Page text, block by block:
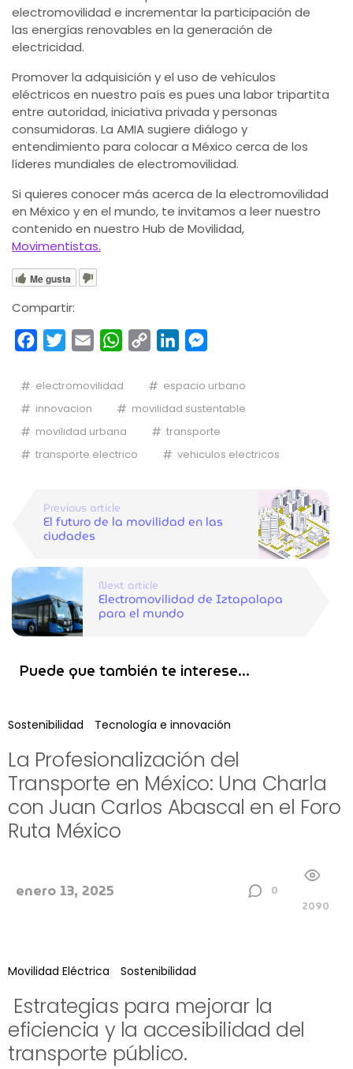
electromovilidad e incrementar la participación de
las energías renovables en la generación de
electricidad.
Promover la adquisición y el uso de vehículos
eléctricos en nuestro país es pues una labor tripartita
entre autoridad, iniciativa privada y personas
consumidoras. La AMIA sugiere diálogo y
entendimiento para colocar a México cerca de los
líderes mundiales de electromovilidad.
Si quieres conocer más acerca de la electromovilidad
en México y en el mundo, te invitamos a leer nuestro
contenido en nuestro Hub de Movilidad,
Movimentistas.
Me gusta
Compartir:
FacebookTwitterEmail WhatsApp
Copy
LinkedIn
electromovilidad
espacio urbano
innovacion
movilidad sustentable
movilidad urbana
transporte
transporte electrico
vehiculos electricos
Previous article
El futuro de la movilidad en las
ciudades
Next article
Electromovilidad de Iztapalapa
para el mundo
Puede que también te interese...
Sostenibilidad Tecnología e innovación
La Profesionalización del
Transporte en México: Una Charla
con Juan Carlos Abascal en el Foro
Ruta México
enero 13, 2025
0
2090
Movilidad Eléctrica Sostenibilidad
Estrategias para mejorar la
eficiencia y la accesibilidad del
transporte público.